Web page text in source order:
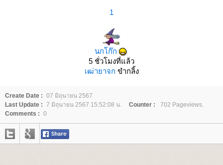
1
นกโก๊ก
5 ชั่วโมงที่แล้ว
เฒ่ายาจก ขำกลิ้ง
Create Date : 07 มิถุนายน 2567
Last Update : 7 มิถุนายน 2567 15:52:08 น. Counter :
702 Pageviews.
Comments : 0